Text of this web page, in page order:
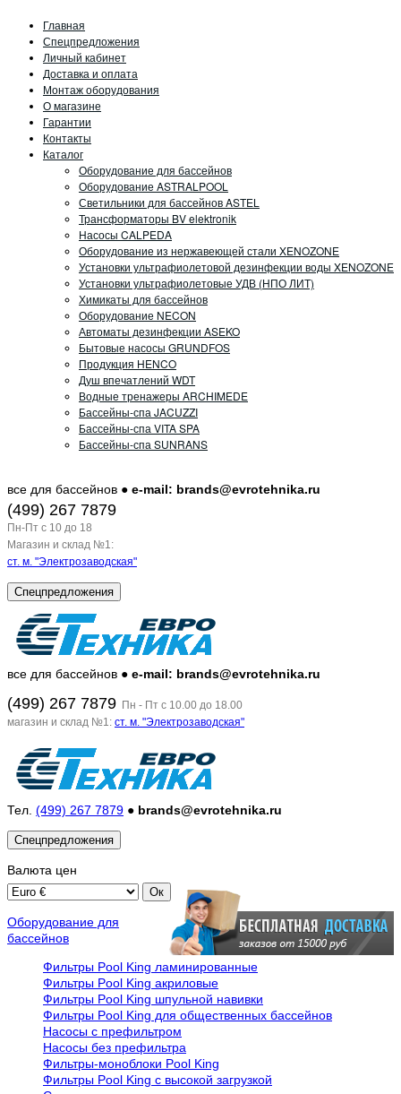
Главная
Спецпредложения
Личный кабинет
Доставка и оплата
Монтаж оборудования
О магазине
Гарантии
Контакты
Каталог
Оборудование для бассейнов
Оборудование ASTRALPOOL
Светильники для бассейнов ASTEL
Трансформаторы BV elektronik
Насосы CALPEDA
Оборудование из нержавеющей стали XENOZONE
Установки ультрафиолетовой дезинфекции воды XENOZONE
Установки ультрафиолетовые УДВ (НПО ЛИТ)
Химикаты для бассейнов
Оборудование NECON
Автоматы дезинфекции ASEKO
Бытовые насосы GRUNDFOS
Продукция HENCO
Душ впечатлений WDT
Водные тренажеры ARCHIMEDE
Бассейны-спа JACUZZI
Бассейны-спа VITA SPA
Бассейны-спа SUNRANS
все для бассейнов ● e-mail: brands@evrotehnika.ru
(499) 267 7879
Пн-Пт c 10 до 18
Магазин и склад №1:
ст. м. "Электрозаводская"
Спецпредложения
все для бассейнов ● e-mail: brands@evrotehnika.ru
(499) 267 7879 Пн - Пт с 10.00 до 18.00
магазин и склад №1: ст. м. "Электрозаводская"
Тел. (499) 267 7879 ● brands@evrotehnika.ru
Спецпредложения
Валюта цен
Оборудование для
бассейнов
Фильтры Pool King ламинированные
Фильтры Pool King акриловые
Фильтры Pool King шпульной навивки
Фильтры Pool King для общественных бассейнов
Насосы с префильтром
Насосы без префильтра
Фильтры-моноблоки Pool King
Фильтры Pool King с высокой загрузкой